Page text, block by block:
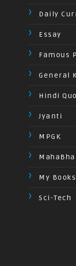
Daily
Essay
Famous
General
Hindi
Jyanti
MPGK
My Books
Sci-Tech